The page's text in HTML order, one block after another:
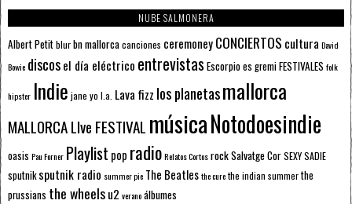
NUBE SALMONERA
Albert Petitblurbn mallorcacanciones ceremoneyCONCIERTOS cultura David
Bowie discosel día eléctrico entrevistas Escorpioes gremiFESTIVALES folk
hipster Indie jane yo l.a. Lava fizz los planetasmallorca
MALLORCA LIve FESTIVAL músicaNotodoesindie
oasis Pau Forner Playlist pop radioRelatos CortosrockSalvatge CorSEXY SADIE
sputnik sputnik radio summer pie The Beatlesthe curethe indian summerthe
prussians the wheelsu2 veranoálbumes